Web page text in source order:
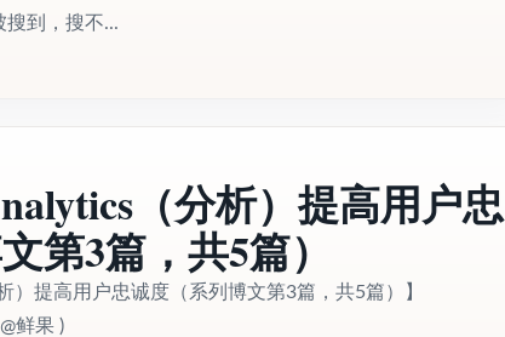
到，搜不...
（分析）提高用户忠
第3篇，共5篇）
）提高用户忠诚度（系列博文第3篇，共5篇）】
鲜果 )